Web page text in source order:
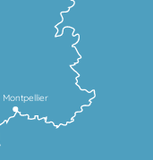
Montpellier